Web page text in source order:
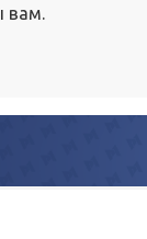
вам.